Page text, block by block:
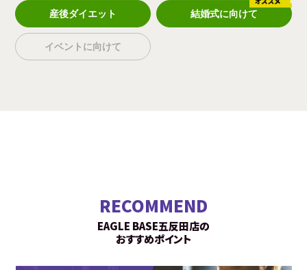
産後ダイエット 結婚式に向けて
イベントに向けて
RECOMMEND
EAGLE BASE五反田店の
おすすめポイント